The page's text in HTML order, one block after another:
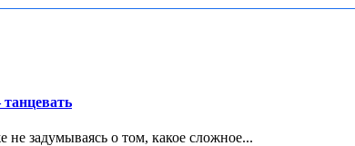
задумываясь о том, какое сложное...